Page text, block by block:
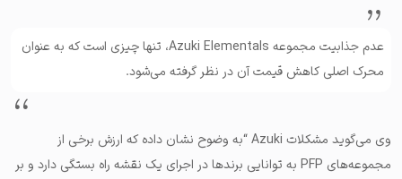
عدم جذابیت مجموعه Azuki Elementals، تنها چیزی است که به عنوان
محرک اصلی کاهش قیمت آن در نظر گرفته می‌شود.
وی می‌گوید مشکلات Azuki “به وضوح نشان داده که ارزش برخی از
مجموعه‌های PFP به توانایی برندها در اجرای یک نقشه راه بستگی دارد و بر